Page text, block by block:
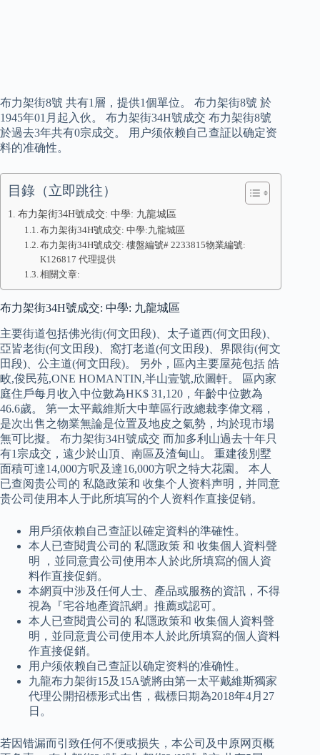
布力架街8號 共有1層，提供1個單位。 布力架街8號 於
1945年01月起入伙。 布力架街34H號成交 布力架街8號
於過去3年共有0宗成交。 用户须依赖自己查証以确定资
料的准确性。
目錄（立即跳往）
布力架街34H號成交: 中學: 九龍城區
布力架街34H號成交: 中學:九龍城區
布力架街34H號成交: 樓盤編號# 2233815物業編號:
K126817 代理提供
相關文章:
布力架街34H號成交: 中學: 九龍城區
主要街道包括佛光街(何文田段)、太子道西(何文田段)、
亞皆老街(何文田段)、窩打老道(何文田段)、界限街(何文
田段)、公主道(何文田段)。 另外，區內主要屋苑包括 皓
畋,俊民苑,ONE HOMANTIN,半山壹號,欣圖軒。 區內家
庭住戶每月收入中位數為HK$ 31,120，年齡中位數為
46.6歲。 第一太平戴維斯大中華區行政總裁李偉文稱，
是次出售之物業無論是位置及地皮之氣勢，均於現市場
無可比擬。 布力架街34H號成交 而加多利山過去十年只
有1宗成交，遠少於山頂、南區及渣甸山。 重建後別墅
面積可達14,000方呎及達16,000方呎之特大花園。 本人
已查阅贵公司的 私隐政策和 收集个人资料声明，并同意
贵公司使用本人于此所填写的个人资料作直接促销。
用戶須依賴自己查証以確定資料的準確性。
本人已查閱貴公司的 私隱政策 和 收集個人資料聲
明 ，並同意貴公司使用本人於此所填寫的個人資
料作直接促銷。
本網頁中涉及任何人士、產品或服務的資訊，不得
視為『宅谷地產資訊網』推薦或認可。
本人已查閱貴公司的 私隱政策和 收集個人資料聲
明，並同意貴公司使用本人於此所填寫的個人資料
作直接促銷。
用户须依赖自己查証以确定资料的准确性。
九龍布力架街15及15A號將由第一太平戴維斯獨家
代理公開招標形式出售，截標日期為2018年4月27
日。
若因错漏而引致任何不便或损失，本公司及中原网页概